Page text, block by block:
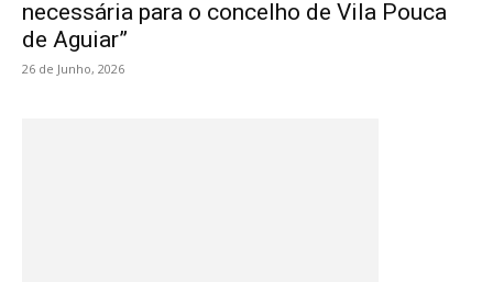
necessária para o concelho de Vila Pouca
de Aguiar”
26 de Junho, 2026